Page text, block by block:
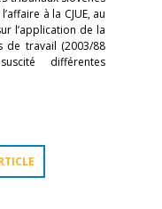
à la CJUE, au
l’application de la
de travail (2003/88
différentes